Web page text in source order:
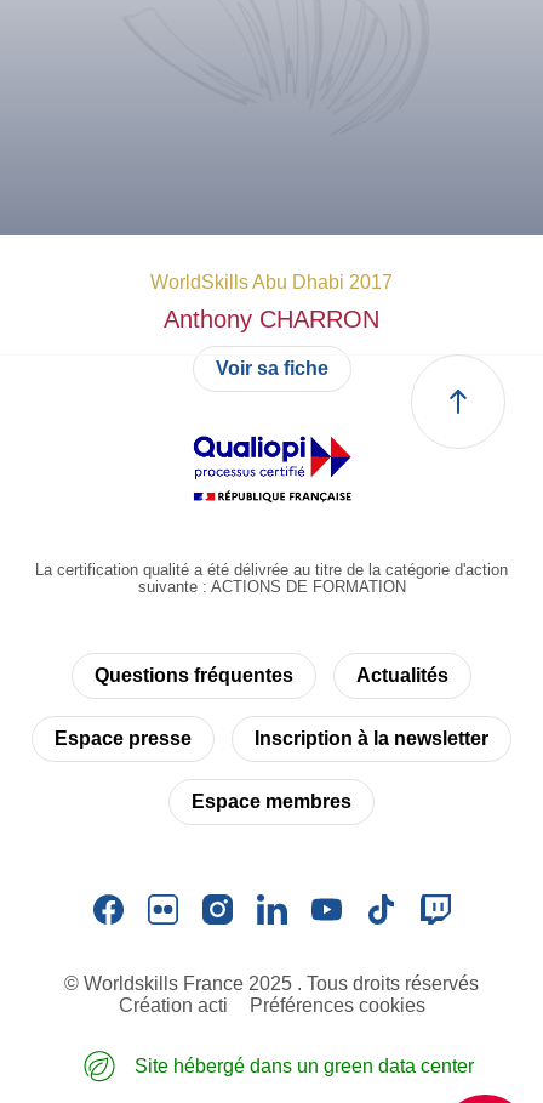
WorldSkills Abu Dhabi 2017
Anthony CHARRON
Voir sa fiche
La certification qualité a été délivrée au titre de la catégorie d'action
suivante : ACTIONS DE FORMATION
Questions fréquentes Actualités
Espace presse Inscription à la newsletter
Espace membres
© Worldskills France 2025 . Tous droits réservés
Création acti
Préférences cookies
Site hébergé dans un green data center